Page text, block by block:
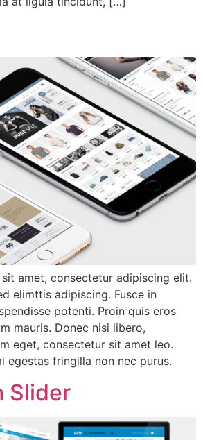
amet, consectetur adipiscing elit.
elimttis adipiscing. Fusce in
potenti. Proin quis eros
mauris. Donec nisi libero,
eget, consectetur sit amet leo.
egestas fringilla non nec purus.
Slider